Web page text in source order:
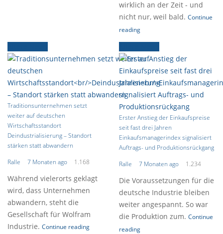
wirklich an der Zeit - und
nicht nur, weil bald. Continue
reading
Traditionsunternehmen setzt
weiter auf deutschen
Wirtschaftsstandort
Deindustrialisierung – Standort
stärken statt abwandern
Ralle
7 Monaten ago 1.168
Während vielerorts geklagt
wird, dass Unternehmen
abwandern, steht die
Gesellschaft für Wolfram
Industrie. Continue reading
Erster Anstieg der Einkaufspreise
seit fast drei Jahren
Einkaufsmanagerindex signalisiert
Auftrags- und Produktionsrückgang
Ralle
7 Monaten ago 1.234
Die Voraussetzungen für die
deutsche Industrie bleiben
weiter angespannt. So war
die Produktion zum. Continue
reading